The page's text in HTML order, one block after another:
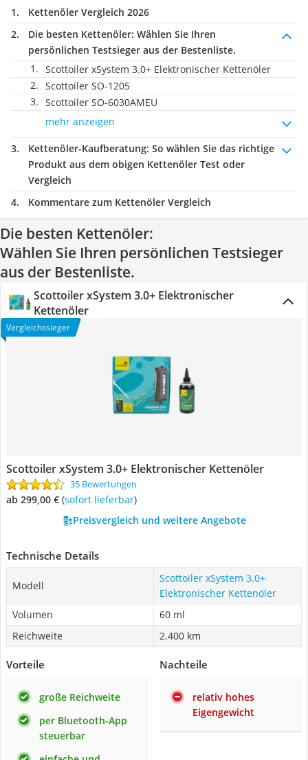
Kettenöler Vergleich 2026
Die besten Kettenöler: Wählen Sie Ihren
persönlichen Testsieger aus der Bestenliste.
Scottoiler xSystem 3.0+ Elektronischer Kettenöler
Scottoiler SO-1205
Scottoiler SO-6030AMEU
mehr anzeigen
Kettenöler-Kaufberatung: So wählen Sie das richtige
Produkt aus dem obigen Kettenöler Test oder
Vergleich
Kommentare zum Kettenöler Vergleich
Die besten Kettenöler:
Wählen Sie Ihren persönlichen Testsieger
aus der Bestenliste.
Scottoiler xSystem 3.0+ Elektronischer
Kettenöler
Vergleichssieger
Scottoiler xSystem 3.0+ Elektronischer Kettenöler
35 Bewertungen
ab 299,00 € ( Sofort lieferbar)
Preisvergleich und weitere Angebote
Technische Details
Modell
Scottoiler xSystem 3.0+
Elektronischer Kettenöler
Volumen
60 ml
Reichweite
2.400 km
Vorteile
große Reichweite
per Bluetooth-App
steuerbar
Nachteile
relativ hohes
Eigengewicht